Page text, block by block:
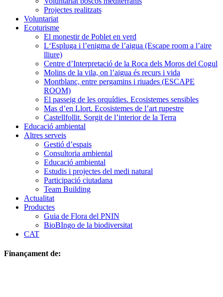
Projectes realitzats
Voluntariat
Ecoturisme
El monestir de Poblet en verd
L‘Espluga i l’enigma de l’aigua (Escape room a l’aire
lliure)
Centre d’Interpretació de la Roca dels Moros del Cogul
Molins de la vila, on l’aigua és recurs i vida
Montblanc, entre pergamins i riuades (ESCAPE
ROOM)
El passeig de les orquídies. Ecosistemes sensibles
Mas d’en Llort. Ecosistemes de l’art rupestre
Castellfollit. Sorgit de l’interior de la Terra
Educació ambiental
Altres serveis
Gestió d’espais
Consultoria ambiental
Educació ambiental
Estudis i projectes del medi natural
Participació ciutadana
Team Building
Actualitat
Productes
Guia de Flora del PNIN
BioBIngo de la biodiversitat
CAT
Finançament de: